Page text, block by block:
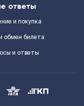
ответы
и покупка
обмен билета
и ответы